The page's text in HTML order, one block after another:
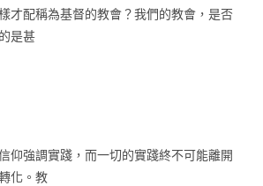
才配稱為基督的教會？我們的教會，是否
是甚
仰強調實踐，而一切的實踐終不可能離開
化。教